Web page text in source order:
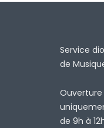
Service
de
de 9h à